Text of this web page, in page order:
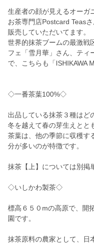
生産者の顔が見えるオーガ
お茶専門店Postcard Teas
販売していただいてます。
世界的抹茶ブームの最激戦
フェ「雪月華」さん、ティ
で、こちらも「ISHIKAWA
◇一番茶葉100%◇
出品している抹茶３種はど
冬を越えて春の芽生えとと
茶葉は、他の季節に収穫
分が多いのが特徴です。
抹茶【上】については別掲
◇いしかわ製茶◇
標高６５０mの高原で、開
園です。
抹茶原料の農家として、日